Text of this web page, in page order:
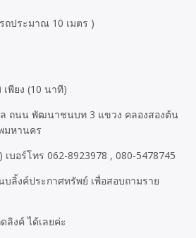
ถประมาณ 10 เมตร )
พียง (10 นาที)
ถนน พัฒนาชนบท 3 แขวง คลองสองต้น
มหานคร
บอร์โทร 062-8923978 , 080-5478745
ลิ้งค์ประกาศทรัพย์ เพื่อสอบถามราย
ลิงค์ ได้เลยค่ะ